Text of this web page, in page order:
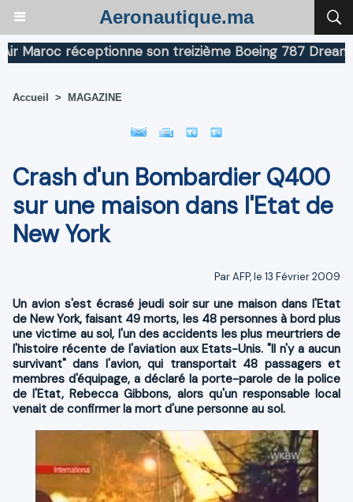
Aeronautique.ma
réceptionne son treizième Boeing 787 Dreamliner
Accueil > MAGAZINE
Crash d'un Bombardier Q400
sur une maison dans l'Etat de
New York
Par AFP, le 13 Février 2009
Un avion s'est écrasé jeudi soir sur une maison dans l'Etat
de New York, faisant 49 morts, les 48 personnes à bord plus
une victime au sol, l'un des accidents les plus meurtriers de
l'histoire récente de l'aviation aux Etats-Unis. "Il n'y a aucun
survivant" dans l'avion, qui transportait 48 passagers et
membres d'équipage, a déclaré la porte-parole de la police
de l'Etat, Rebecca Gibbons, alors qu'un responsable local
venait de confirmer la mort d'une personne au sol.